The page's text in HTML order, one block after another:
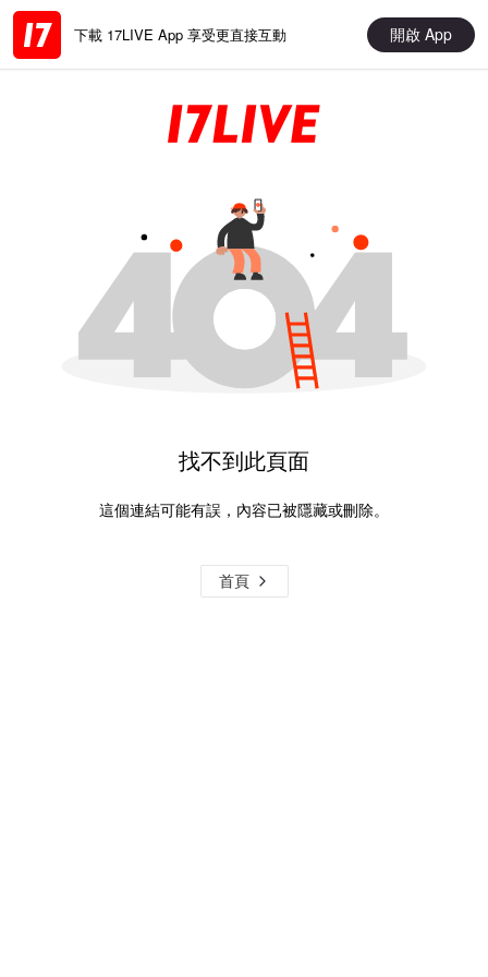
下載 17LIVE App 享受更直接互動 開啟 App
找不到此頁面
這個連結可能有誤，內容已被隱藏或刪除。
首頁